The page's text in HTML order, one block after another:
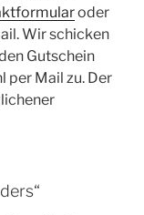
oder
Wir schicken
Gutschein
per Mail zu. Der